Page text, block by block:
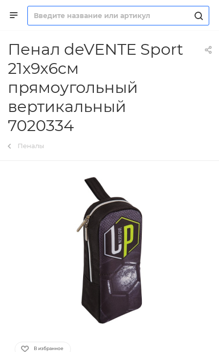
Пенал deVENTE Sport
21x9x6см
прямоугольный
вертикальный
7020334
Пеналы
В избранное